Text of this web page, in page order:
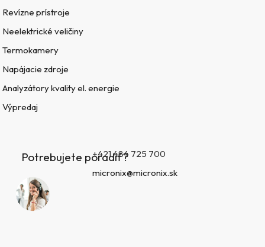
Revízne prístroje
Neelektrické veličiny
Termokamery
Napájacie zdroje
Analyzátory kvality el. energie
Výpredaj
Potrebujete poradiť?+421 484 725 700
micronix@micronix.sk